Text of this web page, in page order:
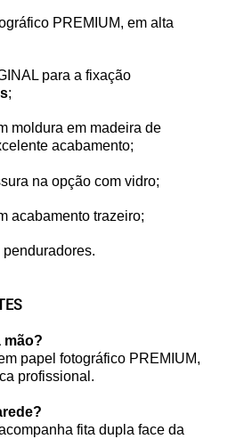
PREMIUM, em alta
para a fixação
;
moldura em madeira de
acabamento;
na opção com vidro;
acabamento trazeiro;
mão?
papel fotográfico PREMIUM,
profissional.
fita dupla face da